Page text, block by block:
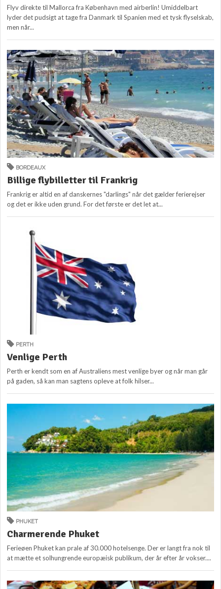
Flyv direkte til Mallorca fra København med airberlin! Umiddelbart
lyder det pudsigt at tage fra Danmark til Spanien med et tysk flyselskab,
men når...
BORDEAUX
Billige flybilletter til Frankrig
Frankrig er altid en af danskernes "darlings" når det gælder ferierejser
og det er ikke uden grund. For det første er det let at...
PERTH
Venlige Perth
Perth er kendt som en af Australiens mest venlige byer og når man går
på gaden, så kan man sagtens opleve at folk hilser...
PHUKET
Charmerende Phuket
Ferieøen Phuket kan prale af 30.000 hotelsenge. Der er langt fra nok til
at mætte et solhungrende europæisk publikum, der år efter år vokser....